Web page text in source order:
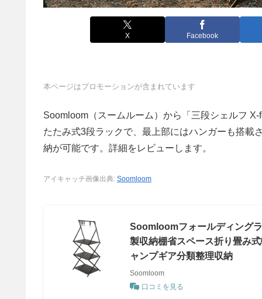
X Facebook
本ページはプロモーションが含まれています
Soomloom（スームルーム）から「三段シェルフ
たたみ式3段ラックで、最上部にはハンガーも搭載
納が可能です。詳細をレビューします。
アイキャッチ画像出典: Soomloom
Soomloomフォールディング
製収納棚省スペース折り畳み
ャンプギア分類整理収納
Soomloom
口コミを見る